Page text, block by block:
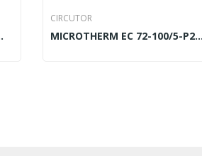
CIRCUTOR
MICROTHERM EC 72-100/5-P2
READ MORE